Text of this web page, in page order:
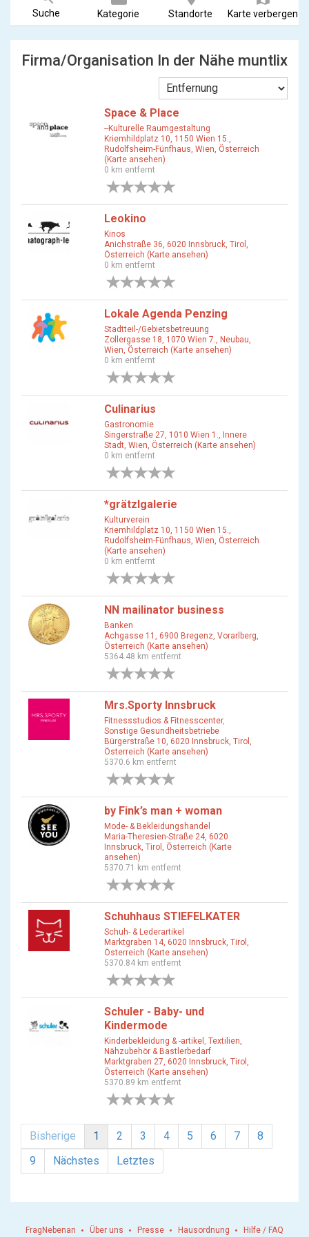
Suche Kategorie Standorte Karte verbergen
Firma/Organisation In der Nähe muntlix
Space & Place
--Kulturelle Raumgestaltung
Kriemhildplatz 10, 1150 Wien 15.,
Rudolfsheim-Fünfhaus, Wien, Österreich
(Karte ansehen)
0 km entfernt
Leokino
Kinos
Anichstraße 36, 6020 Innsbruck, Tirol,
Österreich (Karte ansehen)
0 km entfernt
Lokale Agenda Penzing
Stadtteil-/Gebietsbetreuung
Zollergasse 18, 1070 Wien 7., Neubau,
Wien, Österreich (Karte ansehen)
0 km entfernt
Culinarius
Gastronomie
Singerstraße 27, 1010 Wien 1., Innere
Stadt, Wien, Österreich (Karte ansehen)
0 km entfernt
*grätzlgalerie
Kulturverein
Kriemhildplatz 10, 1150 Wien 15.,
Rudolfsheim-Fünfhaus, Wien, Österreich
(Karte ansehen)
0 km entfernt
NN mailinator business
Banken
Achgasse 11, 6900 Bregenz, Vorarlberg,
Österreich (Karte ansehen)
5364.48 km entfernt
Mrs.Sporty Innsbruck
Fitnessstudios & Fitnesscenter,
Sonstige Gesundheitsbetriebe
Bürgerstraße 10, 6020 Innsbruck, Tirol,
Österreich (Karte ansehen)
5370.6 km entfernt
by Fink’s man + woman
Mode- & Bekleidungshandel
Maria-Theresien-Straße 24, 6020
Innsbruck, Tirol, Österreich (Karte
ansehen)
5370.71 km entfernt
Schuhhaus STIEFELKATER
Schuh- & Lederartikel
Marktgraben 14, 6020 Innsbruck, Tirol,
Österreich (Karte ansehen)
5370.84 km entfernt
Schuler - Baby- und
Kindermode
Kinderbekleidung & -artikel , Textilien,
Nähzubehör & Bastlerbedarf
Marktgraben 27, 6020 Innsbruck, Tirol,
Österreich (Karte ansehen)
5370.89 km entfernt
Bisherige 1 2 3 4 5 6 7
8
9
Nächstes Letztes
FragNebenan Über uns Presse Hausordnung Hilfe / FAQ